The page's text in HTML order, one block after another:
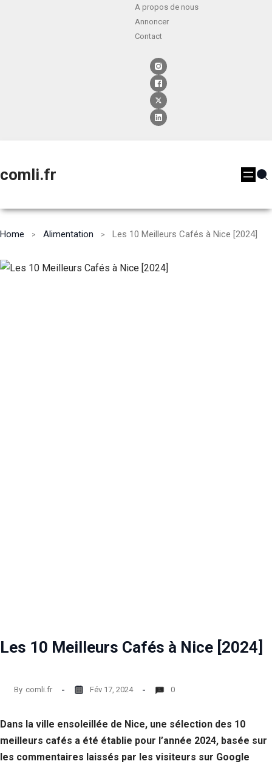
A propos de nous
Annoncer
Contact
comli.fr
Home Alimentation Les 10 Meilleurs Cafés à Nice [2024]
Les 10 Meilleurs Cafés à Nice [2024]
By comli.fr Fév 17, 2024 0
Dans la ville ensoleillée de Nice, une sélection des 10
meilleurs cafés a été établie pour l’année 2024, basée sur
les commentaires laissés par les visiteurs sur Google